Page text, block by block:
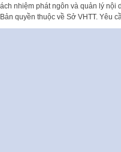
nhiệm phát ngôn và quản lý nội
Bản quyền thuộc về Sở VHTT. Yêu